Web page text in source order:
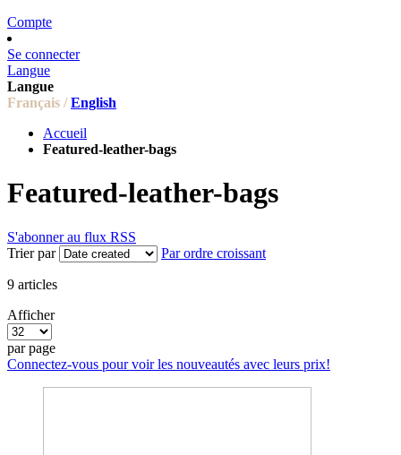
Compte
Se connecter
Langue
Langue
Français / English
Accueil
Featured-leather-bags
Featured-leather-bags
S'abonner au flux RSS
Trier par
Par ordre croissant
9 articles
Afficher
par page
Connectez-vous pour voir les nouveautés avec leurs prix!